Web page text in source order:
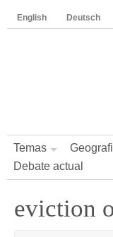
English Deutsch
Temas
Debate actual
eviction